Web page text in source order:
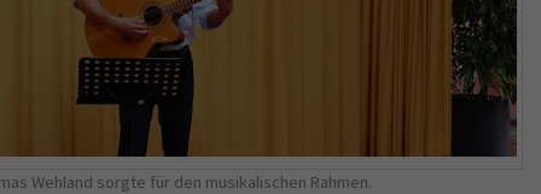
Wehland sorgte für den musikalischen Rahmen.